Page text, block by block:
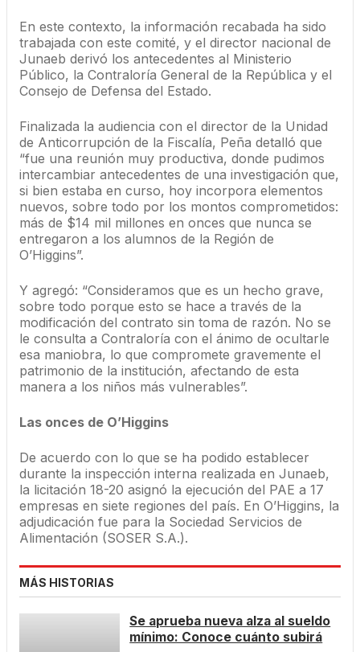
En este contexto, la información recabada ha sido
trabajada con este comité, y el director nacional de
Junaeb derivó los antecedentes al Ministerio
Público, la Contraloría General de la República y el
Consejo de Defensa del Estado.
Finalizada la audiencia con el director de la Unidad
de Anticorrupción de la Fiscalía, Peña detalló que
“fue una reunión muy productiva, donde pudimos
intercambiar antecedentes de una investigación que,
si bien estaba en curso, hoy incorpora elementos
nuevos, sobre todo por los montos comprometidos:
más de $14 mil millones en onces que nunca se
entregaron a los alumnos de la Región de
O’Higgins”.
Y agregó: “Consideramos que es un hecho grave,
sobre todo porque esto se hace a través de la
modificación del contrato sin toma de razón. No se
le consulta a Contraloría con el ánimo de ocultarle
esa maniobra, lo que compromete gravemente el
patrimonio de la institución, afectando de esta
manera a los niños más vulnerables”.
Las onces de O’Higgins
De acuerdo con lo que se ha podido establecer
durante la inspección interna realizada en Junaeb,
la licitación 18-20 asignó la ejecución del PAE a 17
empresas en siete regiones del país. En O’Higgins, la
adjudicación fue para la Sociedad Servicios de
Alimentación (SOSER S.A.).
MÁS HISTORIAS
Se aprueba nueva alza al sueldo
mínimo: Conoce cuánto subirá